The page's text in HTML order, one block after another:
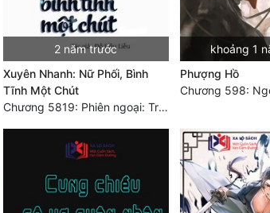
2 năm trước
Xuyên Nhanh: Nữ Phối, Bình
Tĩnh Một Chút
Chương 5819: Phiên ngoại: Trở lại STARS [HẾT]
khoảng 1
Phượng Hồ